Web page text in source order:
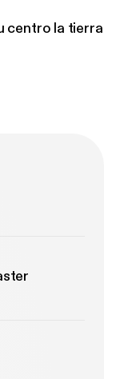
centro la tierra